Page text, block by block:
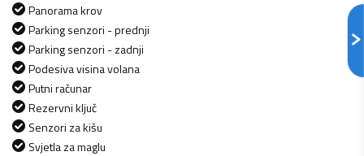
Panorama krov
Parking senzori - prednji
Parking senzori - zadnji
Podesiva visina volana
Putni računar
Rezervni ključ
Senzori za kišu
Svjetla za maglu